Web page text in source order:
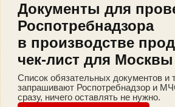
Документы для
Роспотребнадзора
в производстве
чек-лист для Москвы
Список обязательных документов и
запрашивают Роспотребнадзор и
сразу, ничего оставлять не нужно.